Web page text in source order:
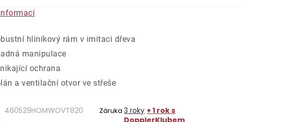
hliníkový rám v imitaci dřeva
manipulace
ochrana
a ventilační otvor ve střeše
460529HOMWOVT820 Záruka 3 roky + 1 rok s
DopplerKlubem